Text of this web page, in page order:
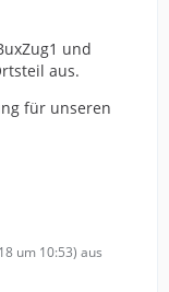
und
aus.
für unseren
um 10:53) aus